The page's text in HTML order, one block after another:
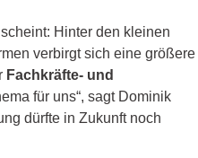
Hinter den kleinen
verbirgt sich eine größere
Fachkräfte- und
für uns“, sagt Dominik
dürfte in Zukunft noch